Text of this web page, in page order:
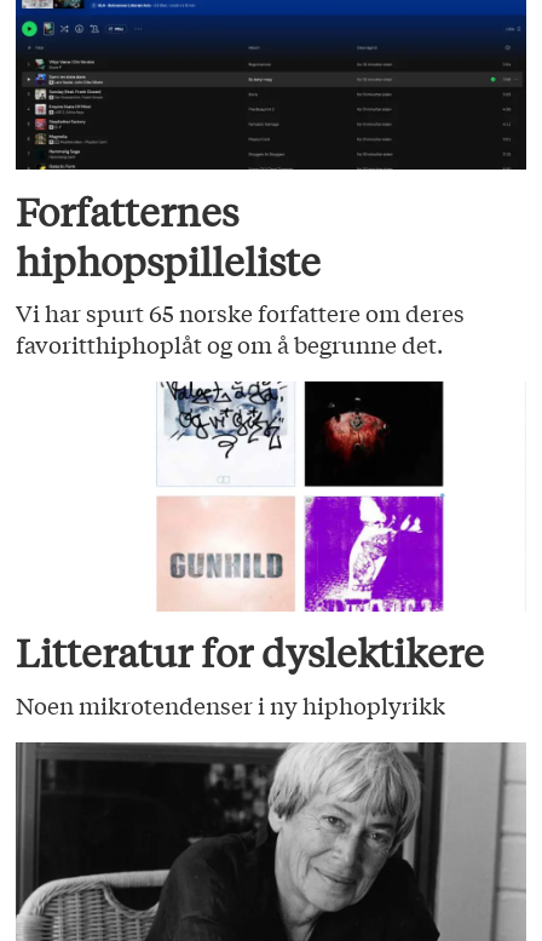
Forfatternes
hiphopspilleliste
Vi har spurt 65 norske forfattere om deres
favoritthiphoplåt og om å begrunne det.
Litteratur for dyslektikere
Noen mikrotendenser i ny hiphoplyrikk